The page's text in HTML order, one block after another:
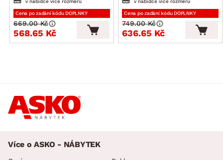
v nabídce více rozměrů
Cena po zadání kódu DOPLNKY
568.65 Kč
669.00 Kč
v nabídce více rozměrů
Cena po zadání kódu DOPLNKY
636.65 Kč
749.00 Kč
Více o ASKO - NÁBYTEK